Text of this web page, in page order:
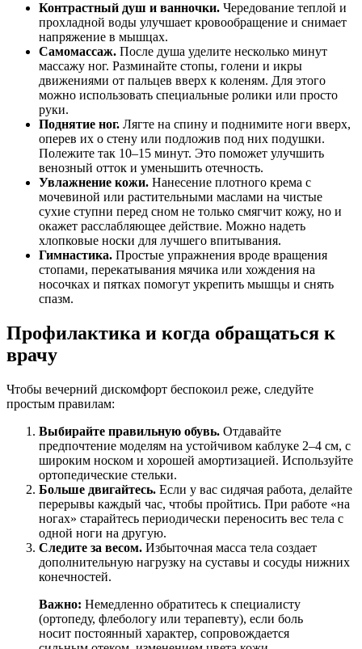
Контрастный душ и ванночки. Чередование теплой и
прохладной воды улучшает кровообращение и снимает
напряжение в мышцах.
Самомассаж. После душа уделите несколько минут
массажу ног. Разминайте стопы, голени и икры
движениями от пальцев вверх к коленям. Для этого
можно использовать специальные ролики или просто
руки.
Поднятие ног. Лягте на спину и поднимите ноги вверх,
оперев их о стену или подложив под них подушки.
Полежите так 10–15 минут. Это поможет улучшить
венозный отток и уменьшить отечность.
Увлажнение кожи. Нанесение плотного крема с
мочевиной или растительными маслами на чистые
сухие ступни перед сном не только смягчит кожу, но и
окажет расслабляющее действие. Можно надеть
хлопковые носки для лучшего впитывания.
Гимнастика. Простые упражнения вроде вращения
стопами, перекатывания мячика или хождения на
носочках и пятках помогут укрепить мышцы и снять
спазм.
Профилактика и когда обращаться к
врачу
Чтобы вечерний дискомфорт беспокоил реже, следуйте
простым правилам:
Выбирайте правильную обувь. Отдавайте
предпочтение моделям на устойчивом каблуке 2–4 см, с
широким носком и хорошей амортизацией. Используйте
ортопедические стельки.
Больше двигайтесь. Если у вас сидячая работа, делайте
перерывы каждый час, чтобы пройтись. При работе «на
ногах» старайтесь периодически переносить вес тела с
одной ноги на другую.
Следите за весом. Избыточная масса тела создает
дополнительную нагрузку на суставы и сосуды нижних
конечностей.
Важно: Немедленно обратитесь к специалисту
(ортопеду, флебологу или терапевту), если боль
носит постоянный характер, сопровождается